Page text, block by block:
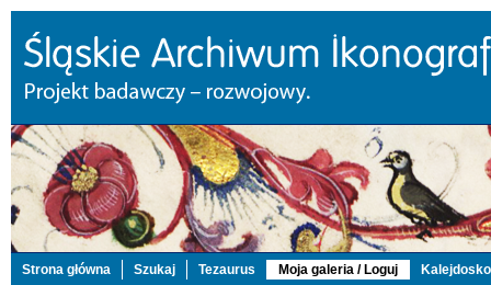
Strona główna Szukaj Tezaurus Moja galeria / Loguj